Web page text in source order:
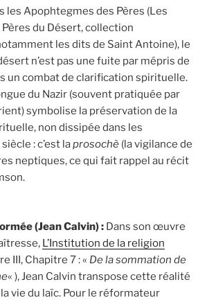
les Apophtegmes des Pères (Les
du Désert, collection
les dits de Saint Antoine), le
n’est pas une fuite par mépris de
un combat de clarification spirituelle.
du Nazir (souvent pratiquée par
symbolise la préservation de la
non dissipée dans les
: c’est laprosochè (la vigilance de
neptiques, ce qui fait rappel au récit
(Jean Calvin) : Dans son œuvre
L’Institution de la religion
III, Chapitre 7 : « De la sommation de
« ), Jean Calvin transpose cette réalité
vie du laïc. Pour le réformateur